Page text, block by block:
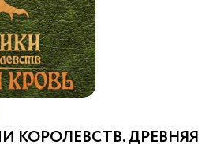
КОРОЛЕВСТВ. ДРЕВНЯЯ